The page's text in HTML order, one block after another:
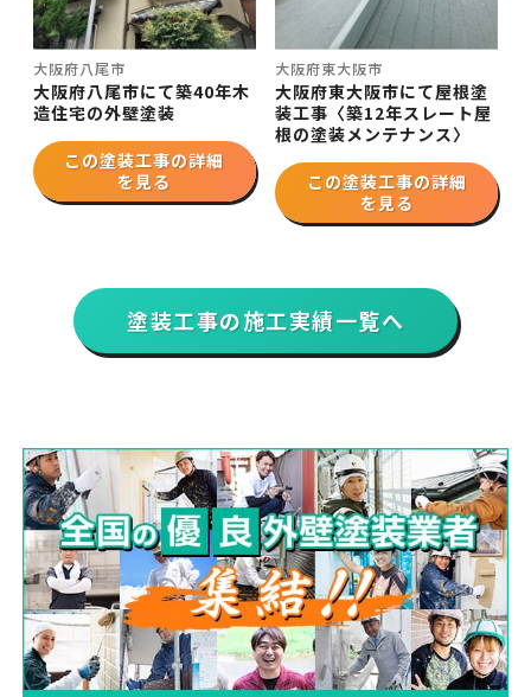
大阪府八尾市
大阪府八尾市にて築40年木
造住宅の外壁塗装
この塗装工事の詳細
を見る
大阪府東大阪市
大阪府東大阪市にて屋根塗
装工事〈築12年スレート屋
根の塗装メンテナンス〉
この塗装工事の詳細
を見る
塗装工事の施工実績一覧へ